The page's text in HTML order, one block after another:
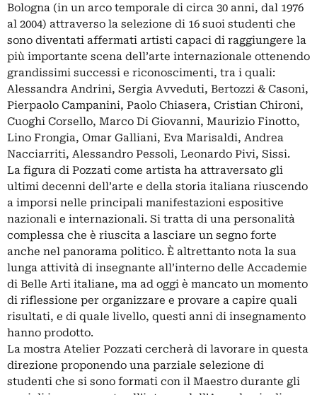
Bologna (in un arco temporale di circa 30 anni, dal 1976
al 2004) attraverso la selezione di 16 suoi studenti che
sono diventati affermati artisti capaci di raggiungere la
più importante scena dell’arte internazionale ottenendo
grandissimi successi e riconoscimenti, tra i quali:
Alessandra Andrini, Sergia Avveduti, Bertozzi & Casoni,
Pierpaolo Campanini, Paolo Chiasera, Cristian Chironi,
Cuoghi Corsello, Marco Di Giovanni, Maurizio Finotto,
Lino Frongia, Omar Galliani, Eva Marisaldi, Andrea
Nacciarriti, Alessandro Pessoli, Leonardo Pivi, Sissi.
La figura di Pozzati come artista ha attraversato gli
ultimi decenni dell’arte e della storia italiana riuscendo
a imporsi nelle principali manifestazioni espositive
nazionali e internazionali. Si tratta di una personalità
complessa che è riuscita a lasciare un segno forte
anche nel panorama politico. È altrettanto nota la sua
lunga attività di insegnante all’interno delle Accademie
di Belle Arti italiane, ma ad oggi è mancato un momento
di riflessione per organizzare e provare a capire quali
risultati, e di quale livello, questi anni di insegnamento
hanno prodotto.
La mostra Atelier Pozzati cercherà di lavorare in questa
direzione proponendo una parziale selezione di
studenti che si sono formati con il Maestro durante gli